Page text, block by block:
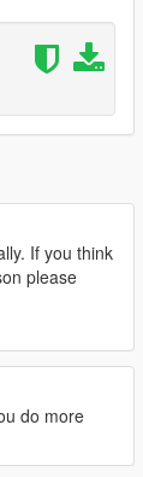
If you think
please
do more